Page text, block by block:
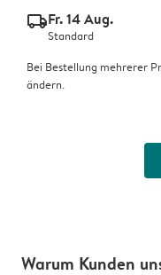
delivery_standard_v2Fr. 14 Aug.
Standard
Bei Bestellung mehrerer
ändern.
Warum Kunden